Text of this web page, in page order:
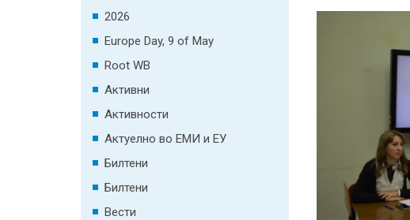
2026
Europe Day, 9 of May
Root WB
Активни
Активности
Актуелно во ЕМИ и ЕУ
Билтени
Билтени
Вести